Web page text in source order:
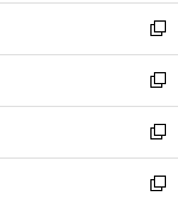
く
ン
ド
ウ
で
開
く
ウ
ィ
ン
ド
ウ
で
開
く
し
い
ウ
ィ
ン
ド
ウ
で
新
し
い
ウ
ィ
ン
ド
新
し
い
ウ
ィ
新
し
い
新